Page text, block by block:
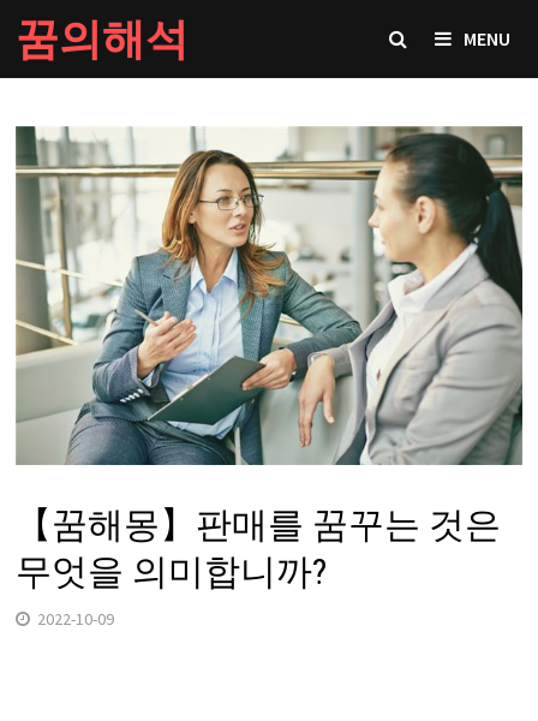
Skip
to
content
꿈의해석 MENU
【꿈해몽】판매를 꿈꾸는 것은
무엇을 의미합니까?
2022-10-09